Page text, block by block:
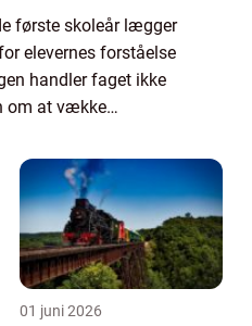
første skoleår lægger
elevernes forståelse
handler faget ikke
om at vække
undersøge, st...
01 juni 2026